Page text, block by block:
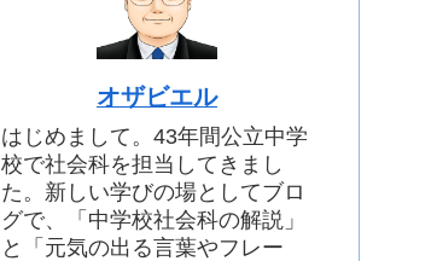
オザビエル
はじめまして。43年間公立中学
校で社会科を担当してきまし
た。新しい学びの場としてブロ
グで、「中学校社会科の解説」
と「元気の出る言葉やフレー